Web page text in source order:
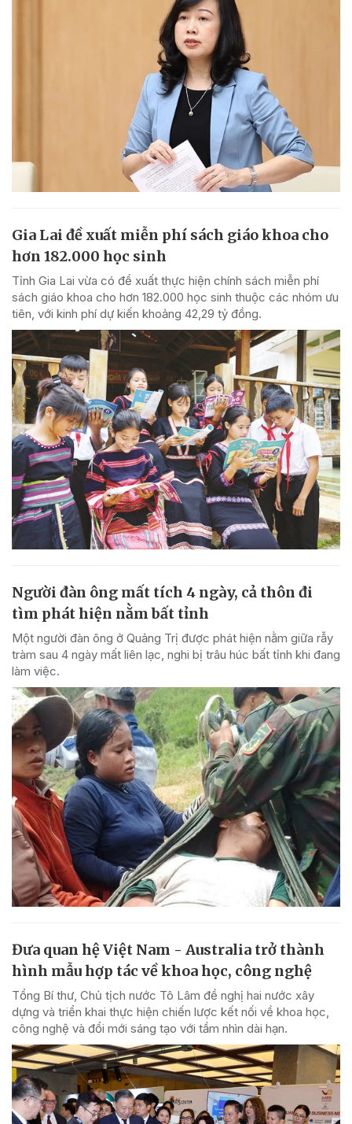
Gia Lai đề xuất miễn phí sách giáo khoa cho
hơn 182.000 học sinh
Tỉnh Gia Lai vừa có đề xuất thực hiện chính sách miễn phí
sách giáo khoa cho hơn 182.000 học sinh thuộc các nhóm ưu
tiên, với kinh phí dự kiến khoảng 42,29 tỷ đồng.
Người đàn ông mất tích 4 ngày, cả thôn đi
tìm phát hiện nằm bất tỉnh
Một người đàn ông ở Quảng Trị được phát hiện nằm giữa rẫy
tràm sau 4 ngày mất liên lạc, nghi bị trâu húc bất tỉnh khi đang
làm việc.
Đưa quan hệ Việt Nam - Australia trở thành
hình mẫu hợp tác về khoa học, công nghệ
Tổng Bí thư, Chủ tịch nước Tô Lâm đề nghị hai nước xây
dựng và triển khai thực hiện chiến lược kết nối về khoa học,
công nghệ và đổi mới sáng tạo với tầm nhìn dài hạn.